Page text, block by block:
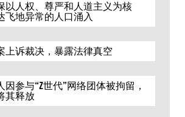
以人权、尊严和人道主义为核
飞地异常的人口涌入
上诉裁决，暴露法律真空
参与“Z世代”网络团体被拘留，
其释放